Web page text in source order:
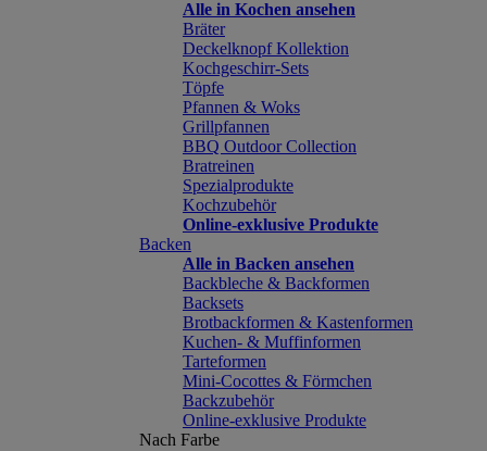
Alle in Kochen ansehen
Bräter
Deckelknopf Kollektion
Kochgeschirr-Sets
Töpfe
Pfannen & Woks
Grillpfannen
BBQ Outdoor Collection
Bratreinen
Spezialprodukte
Kochzubehör
Online-exklusive Produkte
Backen
Alle in Backen ansehen
Backbleche & Backformen
Backsets
Brotbackformen & Kastenformen
Kuchen- & Muffinformen
Tarteformen
Mini-Cocottes & Förmchen
Backzubehör
Online-exklusive Produkte
Nach Farbe